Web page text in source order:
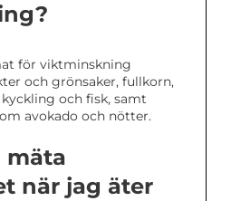
för viktminskning
och grönsaker, fullkorn,
och fisk, samt
avokado och nötter.
mäta
när jag äter